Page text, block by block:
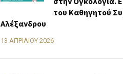
του Καθηγητού
Αλέξανδρου
13 ΑΠΡΙΛΊΟΥ 2026